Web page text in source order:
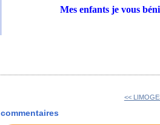
Mes enfants je vous
<<
commentaires